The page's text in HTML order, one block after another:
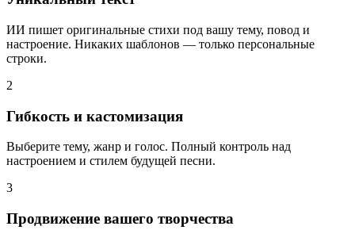
ИИ пишет оригинальные стихи под вашу тему, повод и
настроение. Никаких шаблонов — только персональные
строки.
2
Гибкость и кастомизация
Выберите тему, жанр и голос. Полный контроль над
настроением и стилем будущей песни.
3
Продвижение вашего творчества